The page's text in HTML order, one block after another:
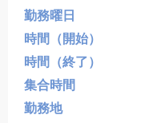
勤務曜日
時間（開始）
時間（終了）
集合時間
勤務地